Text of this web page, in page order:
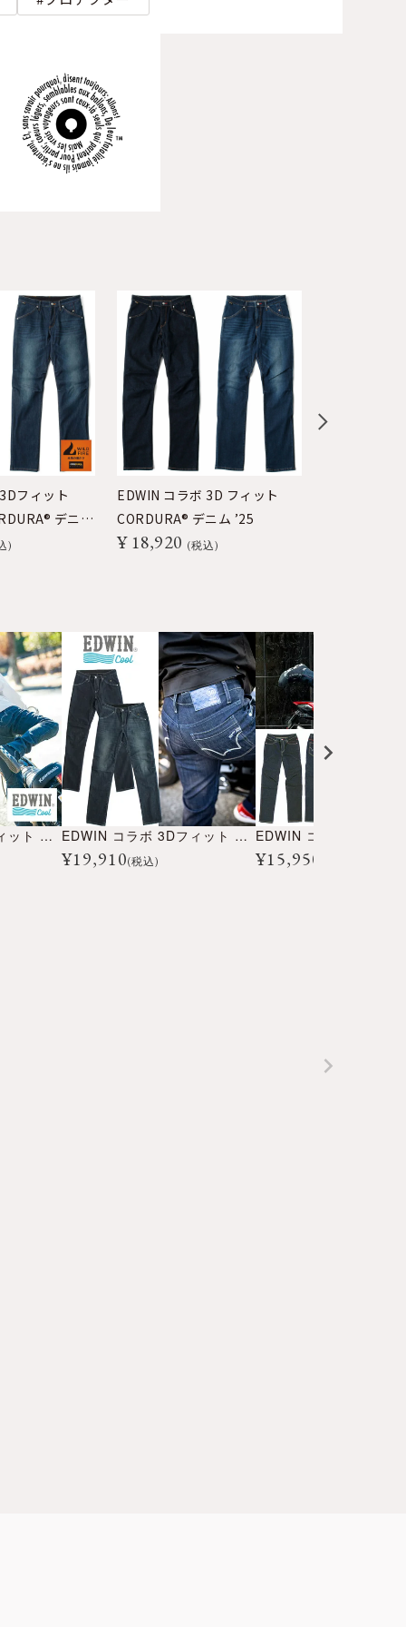
フィット
デニム
EDWIN コラボ 3D フィット
CORDURA® デニム ’25
¥ 18,920 税込
EDWIN コラボ 3Dフィット クール デニム ’25 EDWIN コラボ 3Dフィット クール デニム ’26
¥19,910(税込) ¥15,950